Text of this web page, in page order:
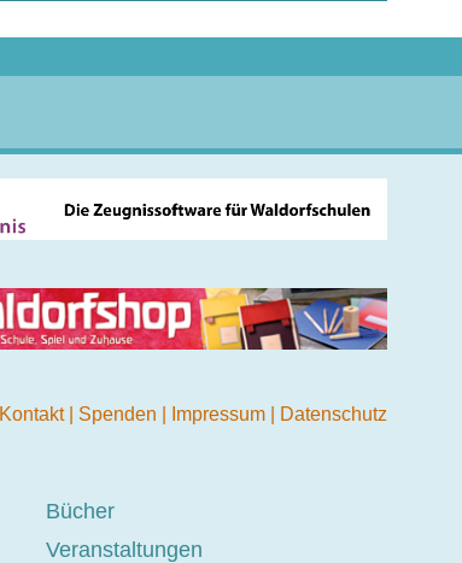
Kontakt Spenden Impressum Datenschutz
Bücher
Veranstaltungen